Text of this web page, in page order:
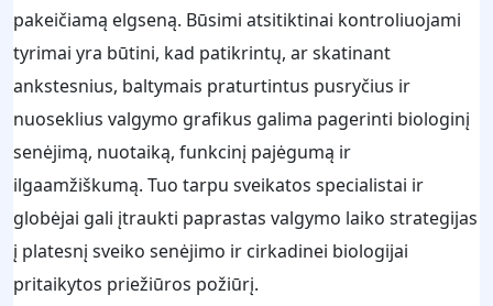
pakeičiamą elgseną. Būsimi atsitiktinai kontroliuojami
tyrimai yra būtini, kad patikrintų, ar skatinant
ankstesnius, baltymais praturtintus pusryčius ir
nuoseklius valgymo grafikus galima pagerinti biologinį
senėjimą, nuotaiką, funkcinį pajėgumą ir
ilgaamžiškumą. Tuo tarpu sveikatos specialistai ir
globėjai gali įtraukti paprastas valgymo laiko strategijas
į platesnį sveiko senėjimo ir cirkadinei biologijai
pritaikytos priežiūros požiūrį.